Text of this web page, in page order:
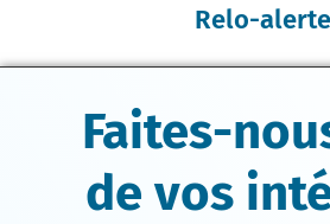
Relo-
Faites-
de vos